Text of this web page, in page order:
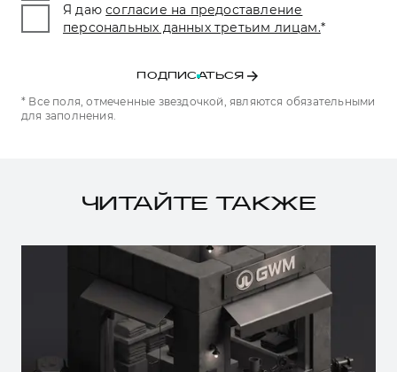
Я даю согласие на предоставление
персональных данных третьим лицам.*
ПОДПИСАТЬСЯ
* Все поля, отмеченные звездочкой, являются обязательными
для заполнения.
ЧИТАЙТЕ ТАКЖЕ